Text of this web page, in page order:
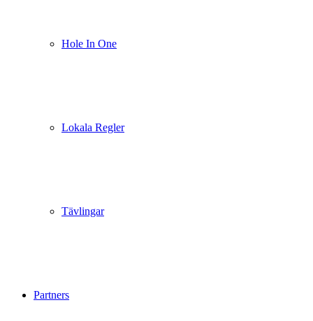
Hole In One
Lokala Regler
Tävlingar
Partners